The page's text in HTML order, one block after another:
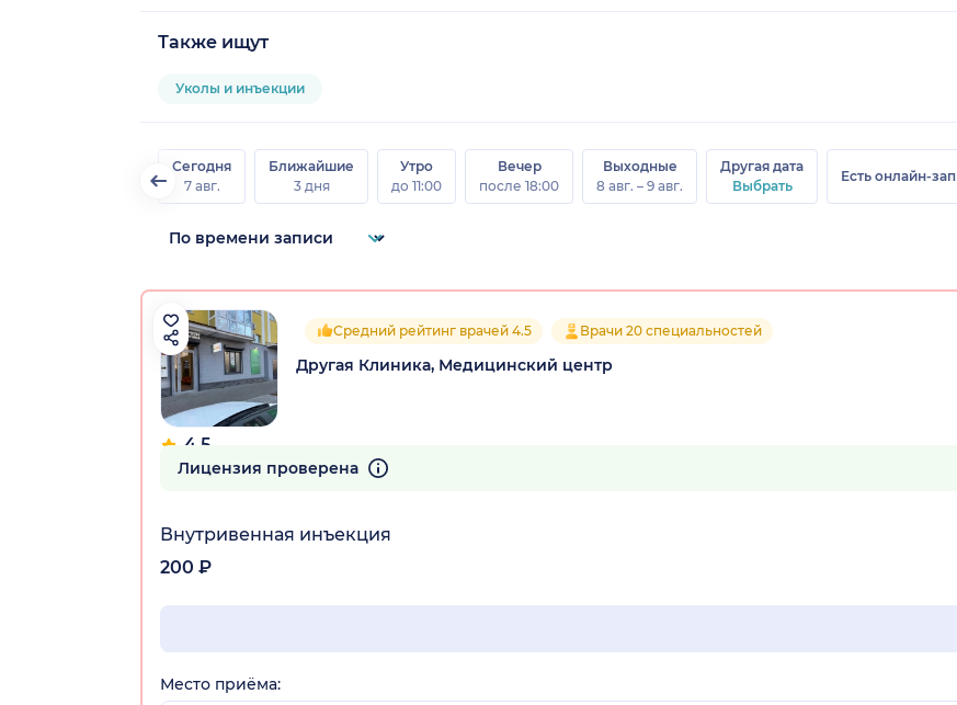
Также ищут
Уколы и инъекции
Сегодня
7 авг.
Ближайшие
3 дня
Утро
до 11:00
Вечер
после 18:00
Выходные
8 авг. – 9 авг.
Другая дата
Выбрать
Есть онлайн-
4.5
25 отзывов
Средний рейтинг врачей 4.5 Врачи 20 специальностей
Другая Клиника, Медицинский центр
Лицензия проверена
Внутривенная инъекция
200 ₽
Место приёма: